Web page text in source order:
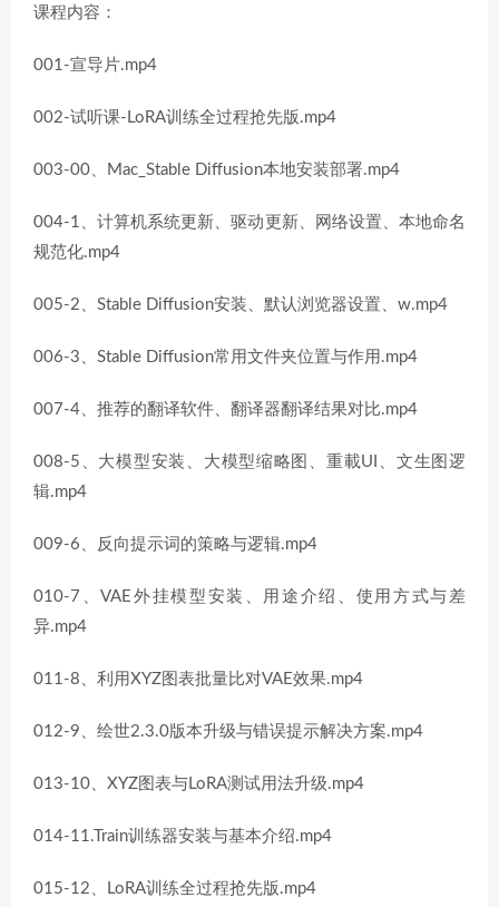
课程内容：
001-宣导片.mp4
002-试听课-LoRA训练全过程抢先版.mp4
003-00、Mac_Stable Diffusion本地安装部署.mp4
004-1、计算机系统更新、驱动更新、网络设置、本地命名
规范化.mp4
005-2、Stable Diffusion安装、默认浏览器设置、w.mp4
006-3、Stable Diffusion常用文件夹位置与作用.mp4
007-4、推荐的翻译软件、翻译器翻译结果对比.mp4
008-5、大模型安装、大模型缩略图、重載UI、文生图逻
辑.mp4
009-6、反向提示词的策略与逻辑.mp4
010-7、VAE外挂模型安装、用途介绍、使用方式与差
异.mp4
011-8、利用XYZ图表批量比对VAE效果.mp4
012-9、绘世2.3.0版本升级与错误提示解决方案.mp4
013-10、XYZ图表与LoRA测试用法升级.mp4
014-11.Train训练器安装与基本介绍.mp4
015-12、LoRA训练全过程抢先版.mp4